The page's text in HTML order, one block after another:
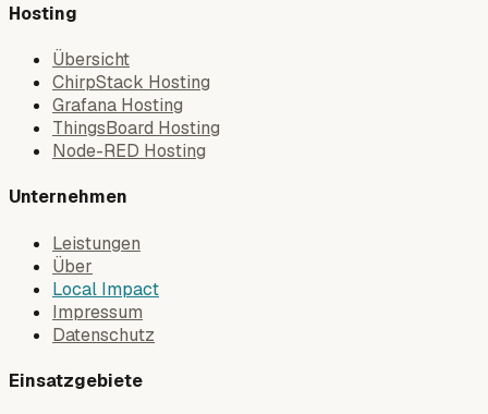
Hosting
Übersicht
ChirpStack Hosting
Grafana Hosting
ThingsBoard Hosting
Node-RED Hosting
Unternehmen
Leistungen
Über
Local Impact
Impressum
Datenschutz
Einsatzgebiete